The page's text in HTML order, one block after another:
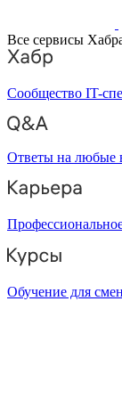
Все сервисы
Сообщество IT-
Ответы на любые
Обучение для